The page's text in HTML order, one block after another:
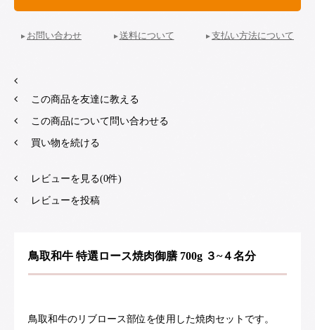
お問い合わせ 送料について 支払い方法について
この商品を友達に教える
この商品について問い合わせる
買い物を続ける
レビューを見る(0件)
レビューを投稿
鳥取和牛 特選ロース焼肉御膳 700g ３~４名分
鳥取和牛のリブロース部位を使用した焼肉セットです。